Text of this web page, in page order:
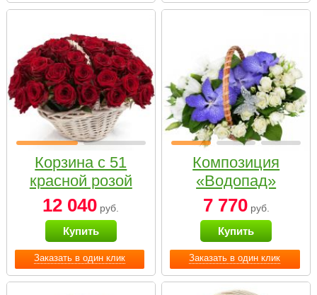
Заказать в один клик
Корзина с 51
красной розой
12 040 руб.
Купить
Заказать в один клик
Композиция
«Водопад»
7 770руб.
Купить